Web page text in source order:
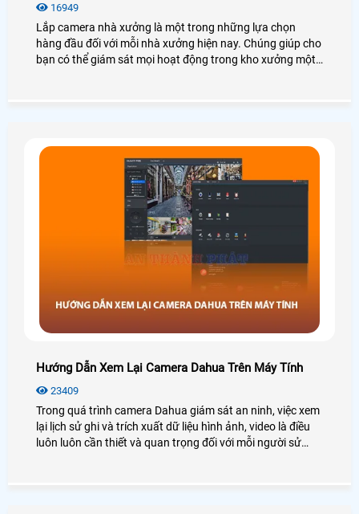
16949
Lắp camera nhà xưởng là một trong những lựa chọn
hàng đầu đối với mỗi nhà xưởng hiện nay. Chúng giúp cho
bạn có thể giám sát mọi hoạt động trong kho xưởng một
Hướng Dẫn Xem Lại Camera Dahua Trên Máy Tính
23409
Trong quá trình camera Dahua giám sát an ninh, việc xem
lại lịch sử ghi và trích xuất dữ liệu hình ảnh, video là điều
luôn luôn cần thiết và quan trọng đối với mỗi người sử